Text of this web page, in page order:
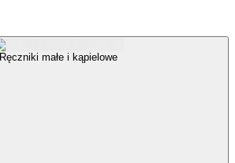
Ręczniki małe i kąpielowe